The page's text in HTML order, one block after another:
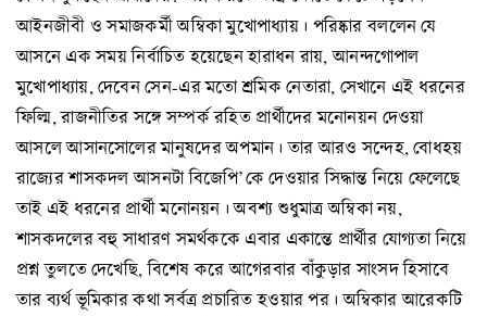
আইনজীবী ও সমাজকর্মী অম্বিকা মুখোপাধ্যায়। পরিষ্কার বললেন যে
আসনে এক সময় নির্বাচিত হয়েছেন হারাধন রায়, আনন্দগোপাল
মুখোপাধ্যায়, দেবেন সেন-এর মতো শ্রমিক নেতারা, সেখানে এই ধরনের
ফিল্মি, রাজনীতির সঙ্গে সম্পর্ক রহিত প্রার্থীদের মনোনয়ন দেওয়া
আসলে আসানসোলের মানুষদের অপমান। তার আরও সন্দেহ, বোধহয়
রাজ্যের শাসকদল আসনটা বিজেপি’কে দেওয়ার সিদ্ধান্ত নিয়ে ফেলেছে
তাই এই ধরনের প্রার্থী মনোনয়ন। অবশ্য শুধুমাত্র অম্বিকা নয়,
শাসকদলের বহু সাধারণ সমর্থককে এবার একান্তে প্রার্থীর যোগ্যতা নিয়ে
প্রশ্ন তুলতে দেখেছি, বিশেষ করে আগেরবার বাঁকুড়ার সাংসদ হিসাবে
তার ব্যর্থ ভূমিকার কথা সর্বত্র প্রচারিত হওয়ার পর। অম্বিকার আরেকটি